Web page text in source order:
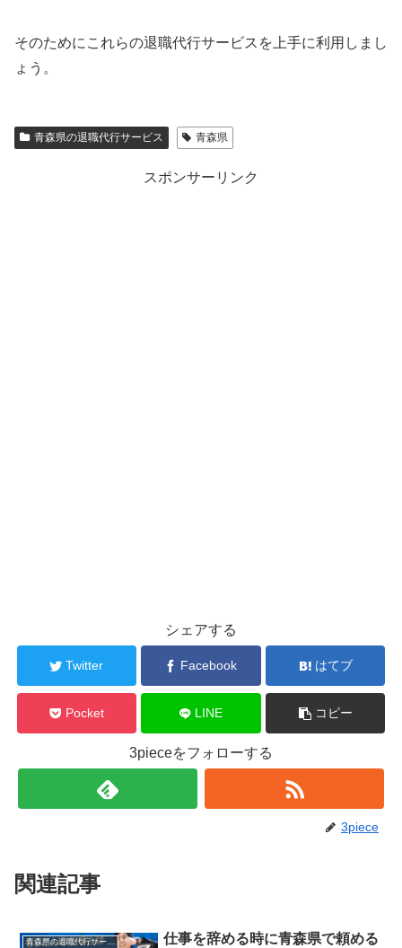
そのためにこれらの退職代行サービスを上手に利用しまし
ょう。
青森県の退職代行サービス 青森県
スポンサーリンク
シェアする
Twitter Facebook はてブ
Pocket LINE コピー
3pieceをフォローする
3piece
関連記事
青森県の退職代行サービス
仕事を辞める時に青森県で頼める